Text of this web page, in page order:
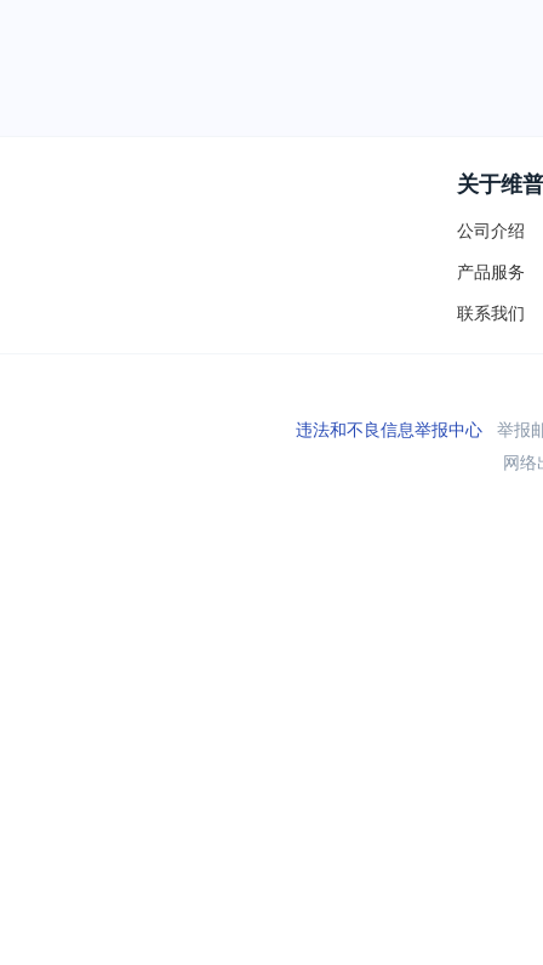
关于维普
公司介绍
产品服务
联系我们
违法和不良信息举报中心举报
网